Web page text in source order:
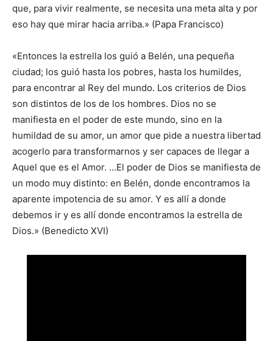
que, para vivir realmente, se necesita una meta alta y por
eso hay que mirar hacia arriba.» (Papa Francisco)
«Entonces la estrella los guió a Belén, una pequeña
ciudad; los guió hasta los pobres, hasta los humildes,
para encontrar al Rey del mundo. Los criterios de Dios
son distintos de los de los hombres. Dios no se
manifiesta en el poder de este mundo, sino en la
humildad de su amor, un amor que pide a nuestra libertad
acogerlo para transformarnos y ser capaces de llegar a
Aquel que es el Amor. …El poder de Dios se manifiesta de
un modo muy distinto: en Belén, donde encontramos la
aparente impotencia de su amor. Y es allí a donde
debemos ir y es allí donde encontramos la estrella de
Dios.» (Benedicto XVI)